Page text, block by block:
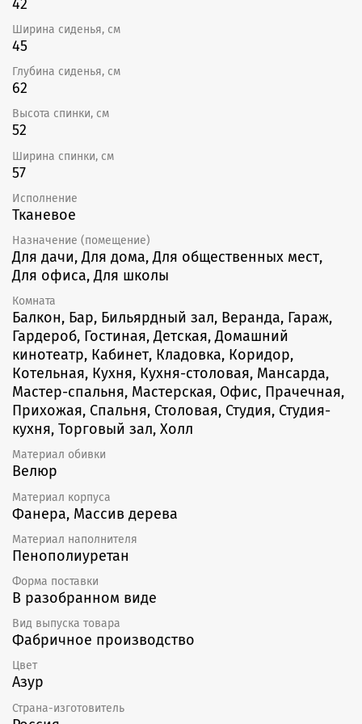
42
Ширина сиденья, см
45
Глубина сиденья, см
62
Высота спинки, см
52
Ширина спинки, см
57
Исполнение
Тканевое
Назначение (помещение)
Для дачи, Для дома, Для общественных мест,
Для офиса, Для школы
Комната
Балкон, Бар, Бильярдный зал, Веранда, Гараж,
Гардероб, Гостиная, Детская, Домашний
кинотеатр, Кабинет, Кладовка, Коридор,
Котельная, Кухня, Кухня-столовая, Мансарда,
Мастер-спальня, Мастерская, Офис, Прачечная,
Прихожая, Спальня, Столовая, Студия, Студия-
кухня, Торговый зал, Холл
Материал обивки
Велюр
Материал корпуса
Фанера, Массив дерева
Материал наполнителя
Пенополиуретан
Форма поставки
В разобранном виде
Вид выпуска товара
Фабричное производство
Цвет
Азур
Страна-изготовитель